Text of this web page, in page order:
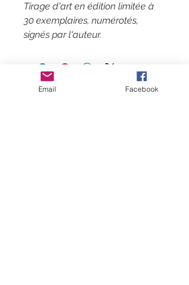
Tirage d'art en édition limitée à
30 exemplaires, numérotés,
signés par l'auteur.
Contactar
Email Facebook